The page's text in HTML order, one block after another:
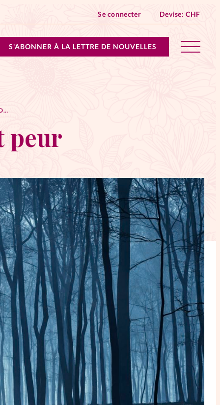
Se connecter Devise:CHF
S'ABONNER À LA LETTRE DE NOUVELLES
SpirituElles - toutes les éditions
d'adresse
LE MONDE SPIRITUEL ME FAIT PEUR
peur